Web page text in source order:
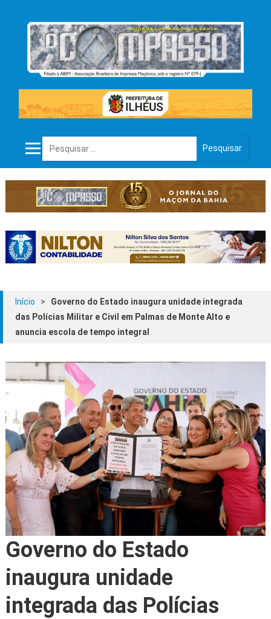
Pesquisar por:
Início >
Governo do Estado inaugura unidade integrada
das Polícias Militar e Civil em Palmas de Monte Alto e
anuncia escola de tempo integral
Governo do Estado
inaugura unidade
integrada das Polícias